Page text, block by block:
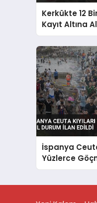
Kerkükte 12
Kayıt Altına
İspanya
Yüzlerce
Durum İlan